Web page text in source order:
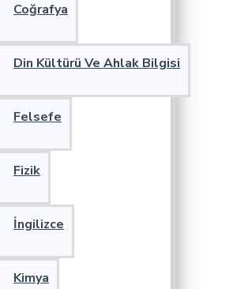
Coğrafya
Din Kültürü Ve Ahlak Bilgisi
Felsefe
Fizik
İngilizce
Kimya